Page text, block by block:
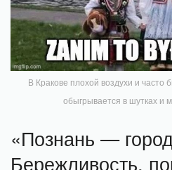
В Кракове плохой воздухи и часто
обыгрывается в шутках и
«Познань —
Бережливость,